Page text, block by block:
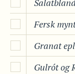
Fersk
Granat
Gulrót og